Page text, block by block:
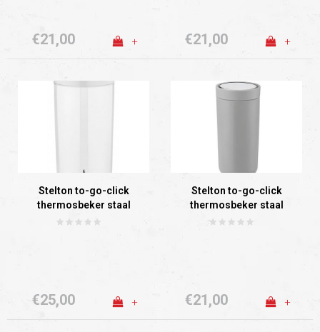
€21,00 + €21,00 +
Stelton to-go-click
thermosbeker staal
(chalk)
€25,00 +
Stelton to-go-click
thermosbeker staal
(soft light grey)
€21,00 +